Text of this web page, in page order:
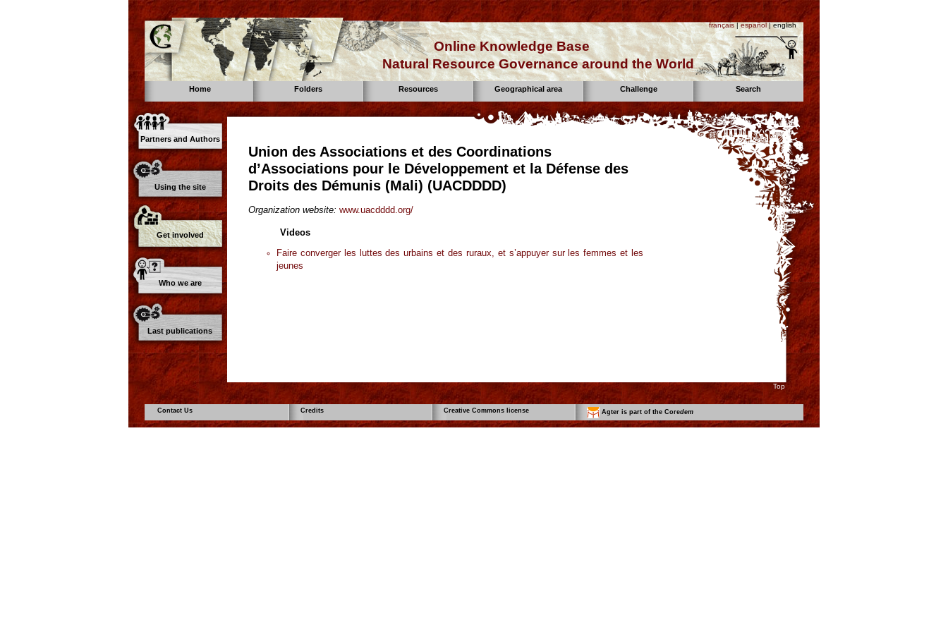
français|español| english
Online Knowledge Base
Natural Resource Governance around the World
Home Folders Resources Geographical area Challenge Search
Partners and Authors
Using the site
Get involved
Who we are
Last publications
Union des Associations et des Coordinations
d’Associations pour le Développement et la Défense des
Droits des Démunis (Mali) (UACDDDD)
Organization website: www.uacdddd.org/
Videos
Faire converger les luttes des urbains et des ruraux, et s’appuyer sur les femmes et les
jeunes
Top
Contact Us Credits Creative Commons license Agter is part of the Coredem